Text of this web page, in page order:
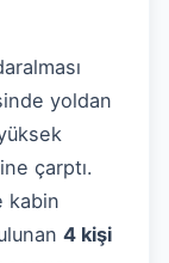
yoldan
çarptı.
kabin
4 kişi